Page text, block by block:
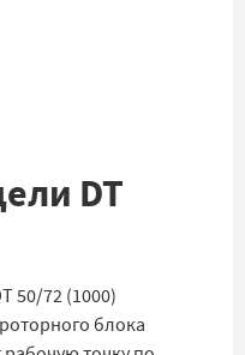
DT
50/72 (1000)
блока